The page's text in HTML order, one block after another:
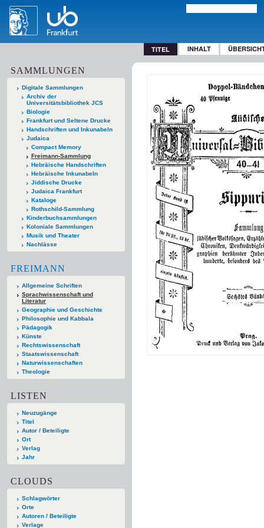
TITEL INHALT
SAMMLUNGEN
Digitale Sammlungen
Archiv der
Universitätsbibliothek JCS
Biologie
Frankfurt und Seltene Drucke
Handschriften und Inkunabeln
Judaica
Compact Memory
Freimann-Sammlung
Hebräische Handschriften
Hebräische Inkunabeln
Jiddische Drucke
Judaica Frankfurt
Kataloge
Rothschild-Sammlung
Kinderbuchsammlungen
Koloniale Sammlungen
Musik und Theater
Nachlässe
FREIMANN
Allgemeine Schriften
Sprachwissenschaft und
Literatur
Geographie und Geschichte
Philosophie und Kabbala
Pädagogik
Künste
Rechtswissenschaft
Staatswissenschaft
Naturwissenschaften
Theologie
LISTEN
Neuzugänge
Titel
Autor / Beteiligte
Ort
Verlag
Jahr
CLOUDS
Schlagwörter
Orte
Autoren / Beteiligte
Verlage